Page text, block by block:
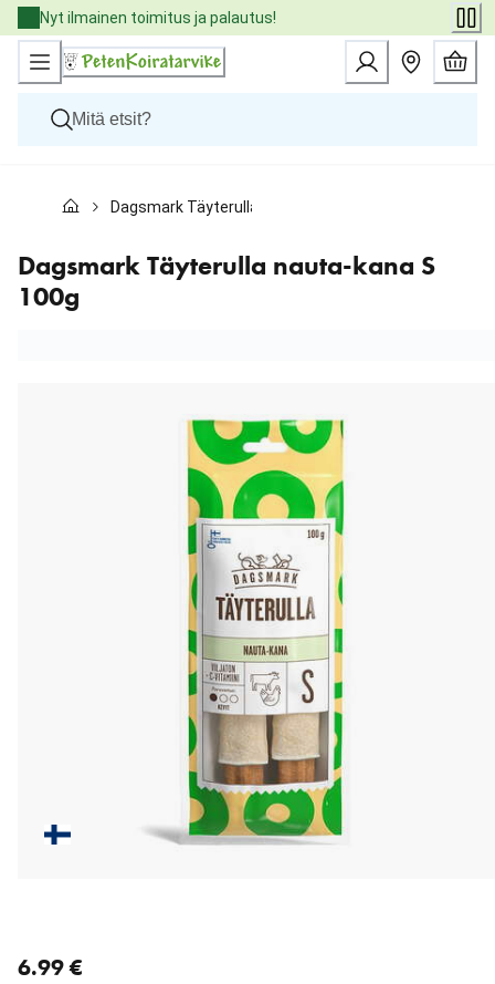
Skip
to
Content
Nyt ilmainen toimitus ja palautus!
Kissat
Eläinlääkäriruoat
Tuotemerkit
Uutuudet
Dagsmark Täyterulla nauta-kana S 100g
Dagsmark Täyterulla nauta-kana S
100g
6.99 €